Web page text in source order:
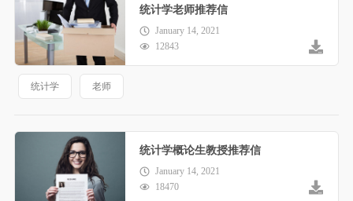
统计学老师推荐信
January 14, 2021
12843
统计学 老师
统计学概论生教授推荐信
January 14, 2021
18470